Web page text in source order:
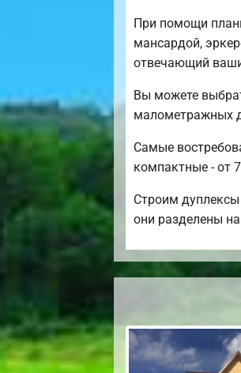
При помощи
мансардой,
отвечающий
Вы можете
малометражных
Самые
компактные - от
Строим
они разделены